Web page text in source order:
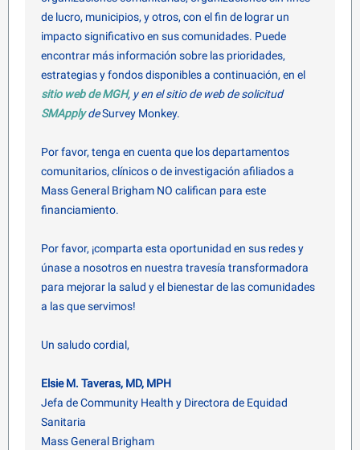
de lucro, municipios, y otros, con el fin de lograr un
impacto significativo en sus comunidades. Puede
encontrar más información sobre las prioridades,
estrategias y fondos disponibles a continuación, en el
sitio web de MGH, y en el sitio de web de solicitud
SMApply deSurvey Monkey.
Por favor, tenga en cuenta que los departamentos
comunitarios, clínicos o de investigación afiliados a
Mass General Brigham NO califican para este
financiamiento.
Por favor, ¡comparta esta oportunidad en sus redes y
únase a nosotros en nuestra travesía transformadora
para mejorar la salud y el bienestar de las comunidades
a las que servimos!
Un saludo cordial,
Elsie M. Taveras, MD, MPH
Jefa de Community Health y Directora de Equidad
Sanitaria
Mass General Brigham